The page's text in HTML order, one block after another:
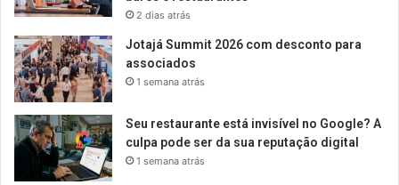
2 dias atrás
Jotajá Summit 2026 com desconto para
associados
1 semana atrás
Seu restaurante está invisível no Google? A
culpa pode ser da sua reputação digital
1 semana atrás